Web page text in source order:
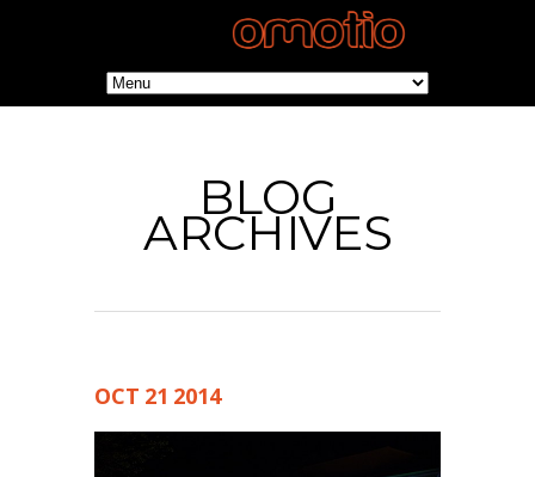
BLOG
ARCHIVES
OCT 21 2014